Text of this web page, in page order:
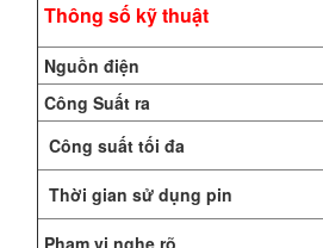
Thông số kỹ thuật
Nguồn điện
Công Suất ra
Công suất tối đa
Thời gian sử dụng pin
Phạm vi nghe rõ